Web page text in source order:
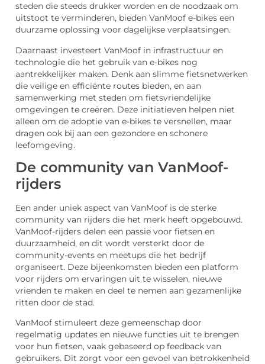
steden die steeds drukker worden en de noodzaak om
uitstoot te verminderen, bieden VanMoof e-bikes een
duurzame oplossing voor dagelijkse verplaatsingen.
Daarnaast investeert VanMoof in infrastructuur en
technologie die het gebruik van e-bikes nog
aantrekkelijker maken. Denk aan slimme fietsnetwerken
die veilige en efficiënte routes bieden, en aan
samenwerking met steden om fietsvriendelijke
omgevingen te creëren. Deze initiatieven helpen niet
alleen om de adoptie van e-bikes te versnellen, maar
dragen ook bij aan een gezondere en schonere
leefomgeving.
De community van VanMoof-
rijders
Een ander uniek aspect van VanMoof is de sterke
community van rijders die het merk heeft opgebouwd.
VanMoof-rijders delen een passie voor fietsen en
duurzaamheid, en dit wordt versterkt door de
community-events en meetups die het bedrijf
organiseert. Deze bijeenkomsten bieden een platform
voor rijders om ervaringen uit te wisselen, nieuwe
vrienden te maken en deel te nemen aan gezamenlijke
ritten door de stad.
VanMoof stimuleert deze gemeenschap door
regelmatig updates en nieuwe functies uit te brengen
voor hun fietsen, vaak gebaseerd op feedback van
gebruikers. Dit zorgt voor een gevoel van betrokkenheid